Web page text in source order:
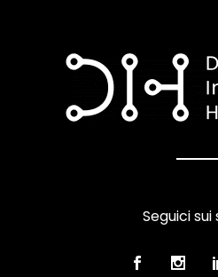
Seguici sui